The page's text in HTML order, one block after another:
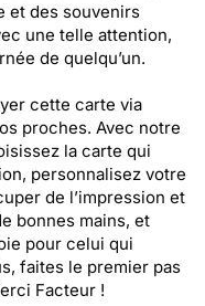
et des souvenirs
une telle attention,
de quelqu’un.
cette carte via
proches. Avec notre
la carte qui
personnalisez votre
de l’impression et
bonnes mains, et
pour celui qui
faites le premier pas
Facteur !